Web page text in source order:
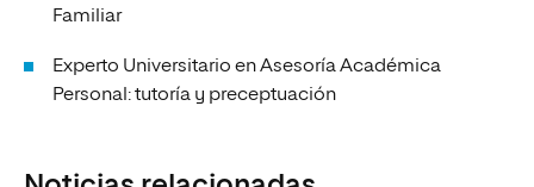
Familiar
Experto Universitario en Asesoría Académica
Personal: tutoría y preceptuación